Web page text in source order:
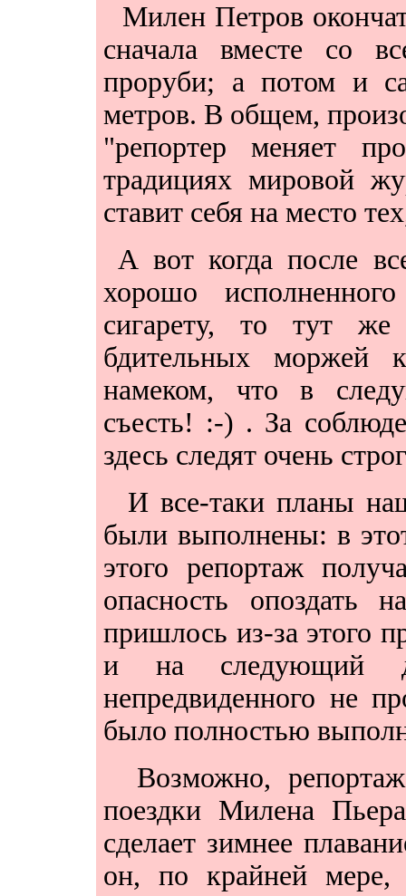
Милен Петров
сначала вместе со
проруби; а потом и
метров. В общем,
"репортер меняет
традициях мировой
ставит себя на место
А вот когда после
хорошо
сигарету, то тут
бдительных
намеком, что в
съесть! :-) . За
здесь следят очень
И все-таки планы
были выполнены: в
этого репортаж
опасность опоздать
пришлось из-за этого
и на следующий
непредвиденного не
было полностью
Возможно,
поездки Милена
сделает зимнее
он, по крайней мере,